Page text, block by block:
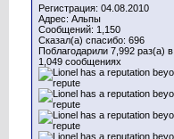
Регистрация: 04.08.2010
Адрес: Альпы
Сообщений: 1,150
Сказал(а) спасибо: 696
Поблагодарили 7,992 раз(а) в
1,049 сообщениях